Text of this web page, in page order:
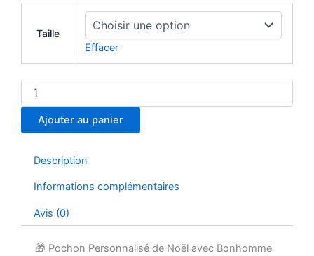
5,90 €
à
13,90 €
Taille
Effacer
Pochon
de
Noël
Ajouter au panier
Description
Informations complémentaires
Avis (0)
🎁 Pochon Personnalisé de Noël avec Bonhomme